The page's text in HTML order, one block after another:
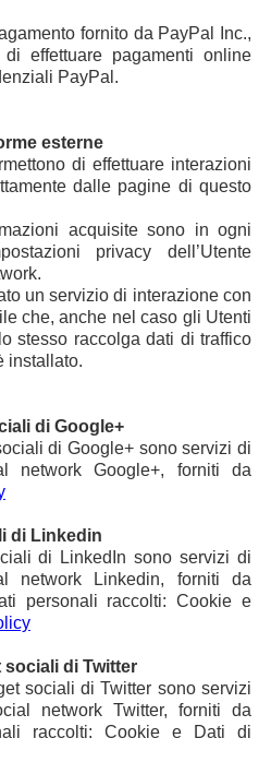
fornito da PayPal Inc.,
effettuare pagamenti online
PayPal.
esterne
di effettuare interazioni
dalle pagine di questo
acquisite sono in ogni
privacy dell’Utente
un servizio di interazione con
che, anche nel caso gli Utenti
stesso raccolga dati di traffico
installato.
di Google+
di Google+ sono servizi di
network Google+, forniti da
di Linkedin
di LinkedIn sono servizi di
network Linkedin, forniti da
personali raccolti: Cookie e
sociali di Twitter
sociali di Twitter sono servizi
network Twitter, forniti da
raccolti: Cookie e Dati di